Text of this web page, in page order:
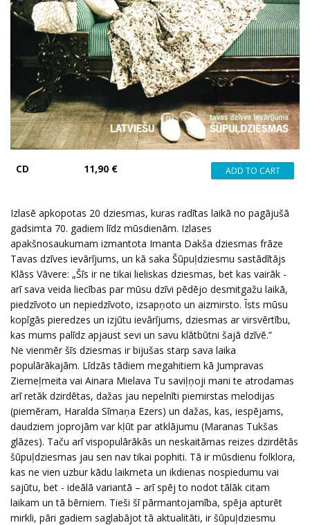
CD 11,90 €
Izlasē apkopotas 20 dziesmas, kuras radītas laikā no pagājušā
gadsimta 70. gadiem līdz mūsdienām. Izlases
apakšnosaukumam izmantota Imanta Dakša dziesmas frāze
Tavas dzīves ievārījums, un kā saka Šūpuļdziesmu sastādītājs
Klāss Vāvere: „Šīs ir ne tikai lieliskas dziesmas, bet kas vairāk -
arī sava veida liecības par mūsu dzīvi pēdējo desmitgažu laikā,
piedzīvoto un nepiedzīvoto, izsapņoto un aizmirsto. Īsts mūsu
kopīgās pieredzes un izjūtu ievārījums, dziesmas ar virsvērtību,
kas mums palīdz apjaust sevi un savu klātbūtni šajā dzīvē.”
Ne vienmēr šīs dziesmas ir bijušas starp sava laika
populārākajām. Līdzās tādiem megahitiem kā Jumpravas
Ziemeļmeita vai Ainara Mielava Tu saviļņoji mani te atrodamas
arī retāk dzirdētas, dažas jau nepelnīti piemirstas melodijas
(piemēram, Haralda Sīmaņa Ezers) un dažas, kas, iespējams,
daudziem joprojām var kļūt par atklājumu (Maranas Tukšas
glāzes). Taču arī vispopulārākās un neskaitāmas reizes dzirdētās
šūpuļdziesmas jau sen nav tikai pophiti. Tā ir mūsdienu folklora,
kas ne vien uzbur kādu laikmeta un ikdienas nospiedumu vai
sajūtu, bet - ideālā variantā – arī spēj to nodot tālāk citam
laikam un tā bērniem. Tieši šī pārmantojamība, spēja apturēt
mirkli, pāri gadiem saglabājot tā aktualitāti, ir šūpuļdziesmu